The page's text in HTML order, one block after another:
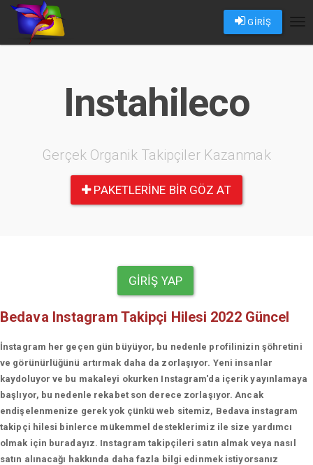
GİRİŞ
Instahileco
Gerçek Organik Takipçiler Kazanmak
PAKETLERINE BIR GÖZ AT
GIRIŞ YAP
Bedava Instagram Takipçi Hilesi 2022 Güncel
İnstagram her geçen gün büyüyor, bu nedenle profilinizin şöhretini
ve görünürlüğünü artırmak daha da zorlaşıyor. Yeni insanlar
kaydoluyor ve bu makaleyi okurken Instagram'da içerik yayınlamaya
başlıyor, bu nedenle rekabet son derece zorlaşıyor. Ancak
endişelenmenize gerek yok çünkü web sitemiz, Bedava instagram
takipçi hilesi binlerce mükemmel desteklerimiz ile size yardımcı
olmak için buradayız. Instagram takipçileri satın almak veya nasıl
satın alınacağı hakkında daha fazla bilgi edinmek istiyorsanız